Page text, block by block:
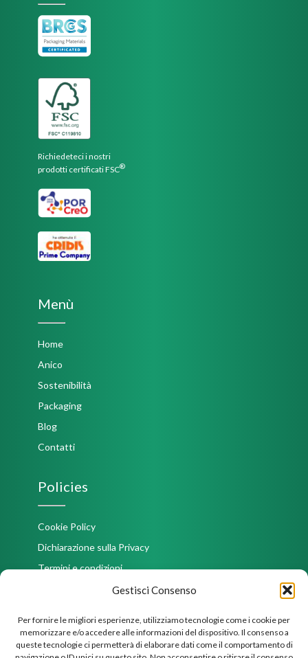
Gestisci Consenso
Per fornire le migliori esperienze, utilizziamo tecnologie come i cookie per
memorizzare e/o accedere alle informazioni del dispositivo. Il consenso a
queste tecnologie ci permetterà di elaborare dati come il comportamento di
Richiedeteci i nostri
prodotti certificati FSC®
Menù
Home
Anico
Sostenibilità
Packaging
Blog
Contatti
Policies
Cookie Policy
Dichiarazione sulla Privacy
Termini e condizioni